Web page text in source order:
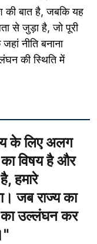
की बात है, जबकि यह
से जुड़ा है, जो पूरी
नीति बनाना
की स्थिति में
के लिए अलग
का विषय है और
हमारे
जब राज्य का
उल्लंघन कर